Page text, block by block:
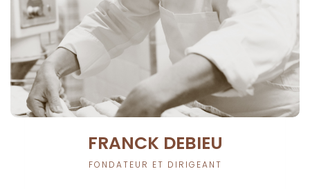
FRANCK DEBIEU
FONDATEUR ET DIRIGEANT